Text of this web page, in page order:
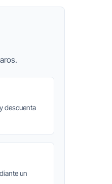
descuenta
un